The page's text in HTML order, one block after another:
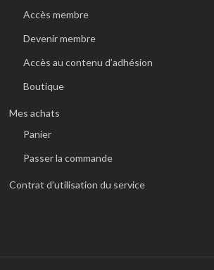
Accès membre
Devenir membre
Accès au contenu d’adhésion
Boutique
Mes achats
Panier
Passer la commande
Contrat d’utilisation du service